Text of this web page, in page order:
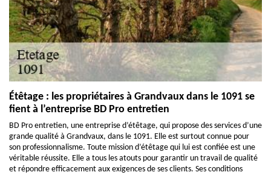
Étêtage : les propriétaires à Grandvaux dans le 1091 se
fient à l’entreprise BD Pro entretien
BD Pro entretien, une entreprise d’étêtage, qui propose des services d’une
grande qualité à Grandvaux, dans le 1091. Elle est surtout connue pour
son professionnalisme. Toute mission d’étêtage qui lui est confiée est une
véritable réussite. Elle a tous les atouts pour garantir un travail de qualité
et répondre efficacement aux exigences de ses clients. Ses conditions